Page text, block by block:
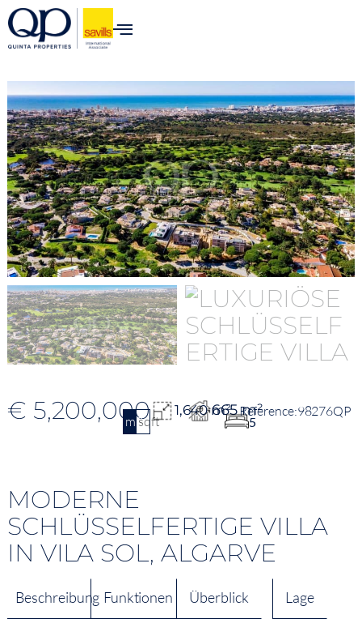
€ 5,200,000
m2sqft
1,640 m²665 m²
5
98276QP
MODERNE
SCHLÜSSELFERTIGE VILLA
IN VILA SOL, ALGARVE
Beschreibung Funktionen Überblick Lage